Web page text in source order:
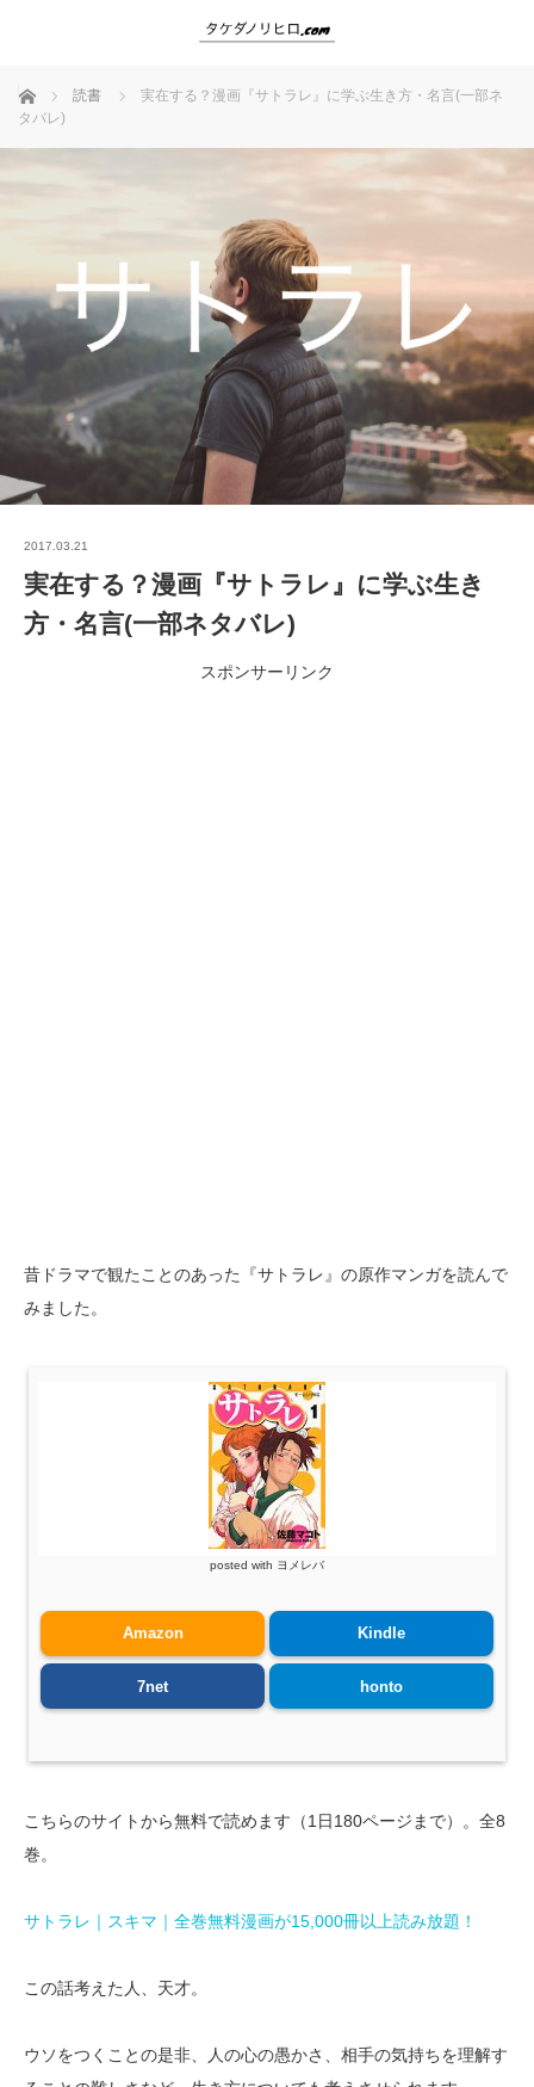
ホーム 読書
実在する？漫画『サトラレ』に学ぶ生き方・名言(一部ネ
タバレ)
2017.03.21
実在する？漫画『サトラレ』に学ぶ生き
方・名言(一部ネタバレ)
スポンサーリンク
昔ドラマで観たことのあった『サトラレ』の原作マンガを読んで
みました。
posted with ヨメレバ
Amazon Kindle
7net honto
こちらのサイトから無料で読めます（1日180ページまで）。全8
巻。
サトラレ｜スキマ｜全巻無料漫画が15,000冊以上読み放題！
この話考えた人、天才。
ウソをつくことの是非、人の心の愚かさ、相手の気持ちを理解す